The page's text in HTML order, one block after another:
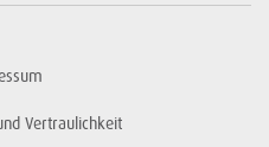
Vertraulichkeit